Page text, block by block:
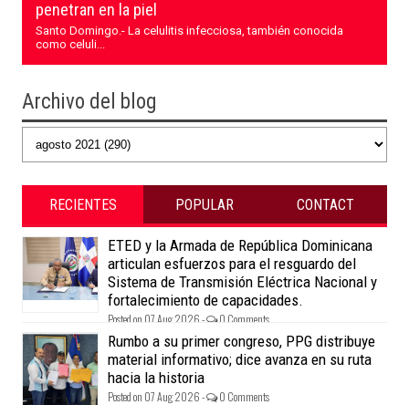
penetran en la piel
Santo Domingo.- La celulitis infecciosa, también conocida
como celuli...
Archivo del blog
RECIENTES POPULAR CONTACT
ETED y la Armada de República Dominicana
articulan esfuerzos para el resguardo del
Sistema de Transmisión Eléctrica Nacional y
fortalecimiento de capacidades.
Posted on 07 Aug 2026 - 0 Comments
Rumbo a su primer congreso, PPG distribuye
material informativo; dice avanza en su ruta
hacia la historia
Posted on 07 Aug 2026 - 0 Comments